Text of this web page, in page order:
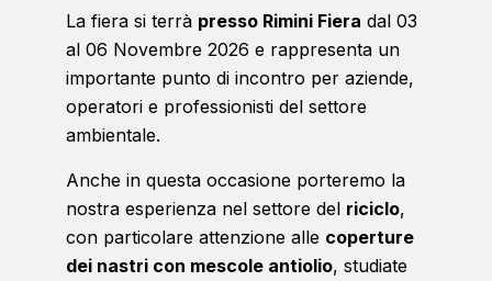
La fiera si terrà presso Rimini Fiera dal 03
al 06 Novembre 2026 e rappresenta un
importante punto di incontro per aziende,
operatori e professionisti del settore
ambientale.
Anche in questa occasione porteremo la
nostra esperienza nel settore del riciclo,
con particolare attenzione alle coperture
dei nastri con mescole antiolio, studiate